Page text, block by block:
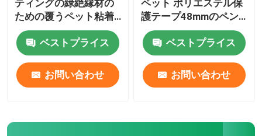
ティングの緑絶縁材の
ための覆うペット粘着
テープのフィルム
ベストプライス
お問い合わせ
ペット ポリエステル保
護テープ48mmのペン
キの保護保護
ベストプライス
お問い合わせ